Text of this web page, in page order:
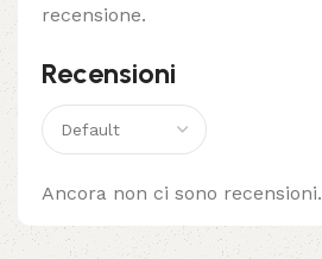
Recensioni
Ancora non ci sono recensioni.
recensione.